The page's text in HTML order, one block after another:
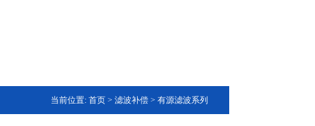
当前位置: 首页 > 滤波补偿 > 有源滤波系列